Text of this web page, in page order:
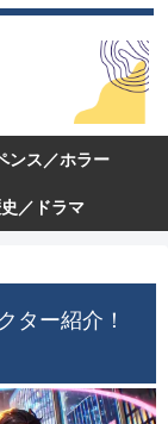
ンス／ホラー
／ドラマ
ター紹介！